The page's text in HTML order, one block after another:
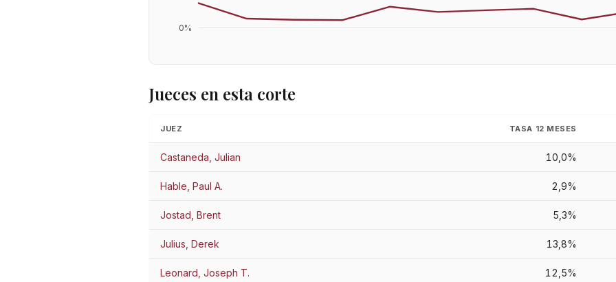
0%
Jueces en esta corte
JUEZ TASA 12 MESES
Castaneda, Julian 10,0%
Hable, Paul A. 2,9%
Jostad, Brent 5,3%
Julius, Derek 13,8%
Leonard, Joseph T. 12,5%